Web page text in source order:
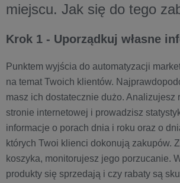
miejscu. Jak się do tego
Krok 1 - Uporządkuj własne
Punktem wyjścia do automatyzacji
na temat Twoich klientów.
masz ich dostatecznie dużo. Analizujesz
stronie internetowej i prowadzisz
informacje o porach dnia i roku oraz o
których Twoi klienci dokonują zakupów.
koszyka, monitorujesz jego porzucanie.
produkty się sprzedają i czy rabaty są